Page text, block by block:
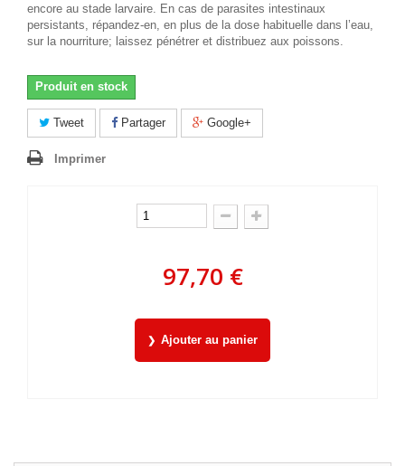
encore au stade larvaire. En cas de parasites intestinaux
persistants, répandez-en, en plus de la dose habituelle dans l’eau,
sur la nourriture; laissez pénétrer et distribuez aux poissons.
Produit en stock
Tweet Partager Google+
Imprimer
97,70 €
Ajouter au panier